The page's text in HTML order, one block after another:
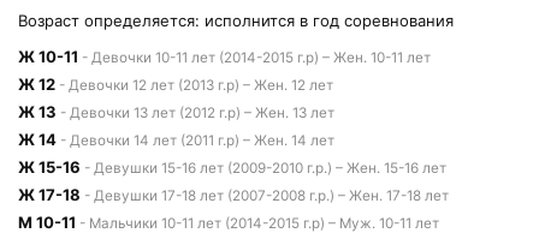
Возраст определяется: исполнится в год соревнования
Ж 10-11 - Девочки 10-11 лет (2014-2015 г.р) – Жен. 10-11 лет
Ж 12 - Девочки 12 лет (2013 г.р) – Жен. 12 лет
Ж 13 - Девочки 13 лет (2012 г.р) – Жен. 13 лет
Ж 14 - Девочки 14 лет (2011 г.р) – Жен. 14 лет
Ж 15-16 - Девушки 15-16 лет (2009-2010 г.р.) – Жен. 15-16 лет
Ж 17-18 - Девушки 17-18 лет (2007-2008 г.р.) – Жен. 17-18 лет
М 10-11 - Мальчики 10-11 лет (2014-2015 г.р) – Муж. 10-11 лет